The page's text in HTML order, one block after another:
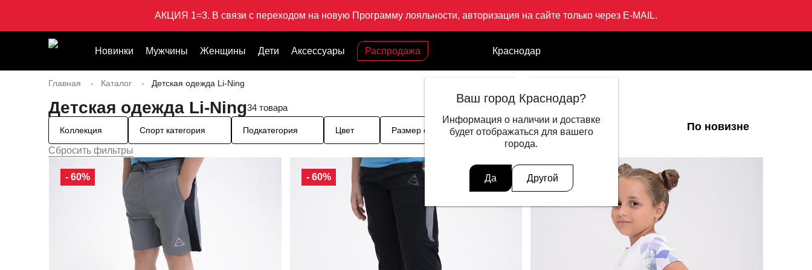
АКЦИЯ 1=3. В связи с переходом на новую Программу лояльности, авторизация на сайте только через E-MAIL.
Новинки Мужчины Женщины Дети Аксессуары Распродажа Краснодар
Ваш город Краснодар?
Информация о наличии и доставке
будет отображаться для вашего
города.
Да Другой
Главная Каталог Детская одежда Li-Ning
Детская одежда Li-Ning34 товара
Коллекция Спорт категория Подкатегория Цвет Размер одежды Цена По новизне
- 60% - 60% - 60%